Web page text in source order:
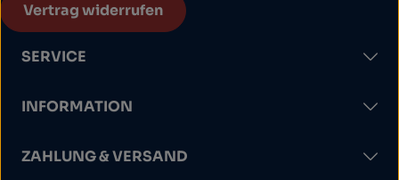
Vertrag widerrufen
SERVICE
INFORMATION
ZAHLUNG & VERSAND